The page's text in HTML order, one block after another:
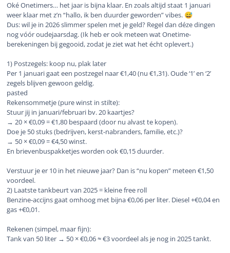
Oké Onetimers… het jaar is bijna klaar. En zoals altijd staat 1 januari
weer klaar met z’n “hallo, ik ben duurder geworden” vibes. 😅
Dus: wil je in 2026 slimmer spelen met je geld? Regel dan déze dingen
nog vóór oudejaarsdag. (Ik heb er ook meteen wat Onetime-
berekeningen bij gegooid, zodat je ziet wat het écht oplevert.)
1) Postzegels: koop nu, plak later
Per 1 januari gaat een postzegel naar €1,40 (nu €1,31). Oude ‘1’ en ‘2’
zegels blijven gewoon geldig.
pasted
Rekensommetje (pure winst in stilte):
Stuur jij in januari/februari bv. 20 kaartjes?
→ 20 × €0,09 = €1,80 bespaard (door nu alvast te kopen).
Doe je 50 stuks (bedrijven, kerst-nabranders, familie, etc.)?
→ 50 × €0,09 = €4,50 winst.
En brievenbuspakketjes worden ook €0,15 duurder.
Verstuur je er 10 in het nieuwe jaar? Dan is “nu kopen” meteen €1,50
voordeel.
2) Laatste tankbeurt van 2025 = kleine free roll
Benzine-accijns gaat omhoog met bijna €0,06 per liter. Diesel +€0,04 en
gas +€0,01.
Rekenen (simpel, maar fijn):
Tank van 50 liter → 50 × €0,06 ≈ €3 voordeel als je nog in 2025 tankt.